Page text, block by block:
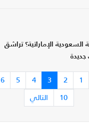
السعودية الإماراتية؟ تراشق
جديدة
1
2
3
4
5
6
10
التالي